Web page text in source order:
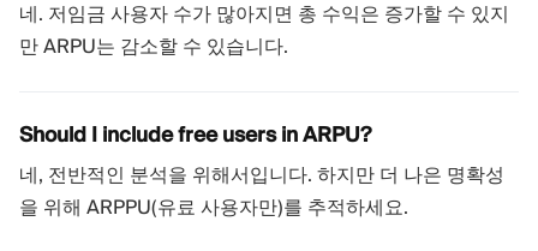
네. 저임금 사용자 수가 많아지면 총 수익은 증가할 수 있지
만 ARPU는 감소할 수 있습니다.
Should I include free users in ARPU?
네, 전반적인 분석을 위해서입니다. 하지만 더 나은 명확성
을 위해 ARPPU(유료 사용자만)를 추적하세요.